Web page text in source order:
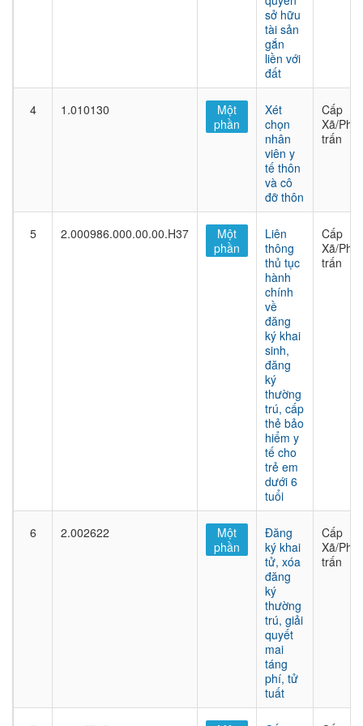
sở hữu
tài sản
gắn
liền với
đất
4 1.010130
Một
phần
Xét
chọn
nhân
viên y
tế thôn
và cô
đỡ thôn
Cấp
Xã/
trấn
5 2.000986.000.00.00.H37
Một
phần
Liên
thông
thủ tục
hành
chính
về
đăng
ký khai
sinh,
đăng
ký
thường
trú, cấp
thẻ bảo
hiểm y
tế cho
trẻ em
dưới 6
tuổi
Cấp
Xã/
trấn
6 2.002622
Một
phần
Đăng
ký khai
tử, xóa
đăng
ký
thường
trú, giải
quyết
mai
táng
phí, tử
tuất
Cấp
Xã/
trấn